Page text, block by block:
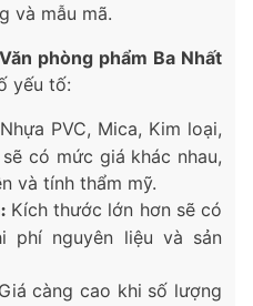
và mẫu mã.
Văn phòng phẩm Ba Nhất
yếu tố:
Nhựa PVC, Mica, Kim loại,
có mức giá khác nhau,
và tính thẩm mỹ.
Kích thước lớn hơn sẽ có
phí nguyên liệu và sản
Giá càng cao khi số lượng